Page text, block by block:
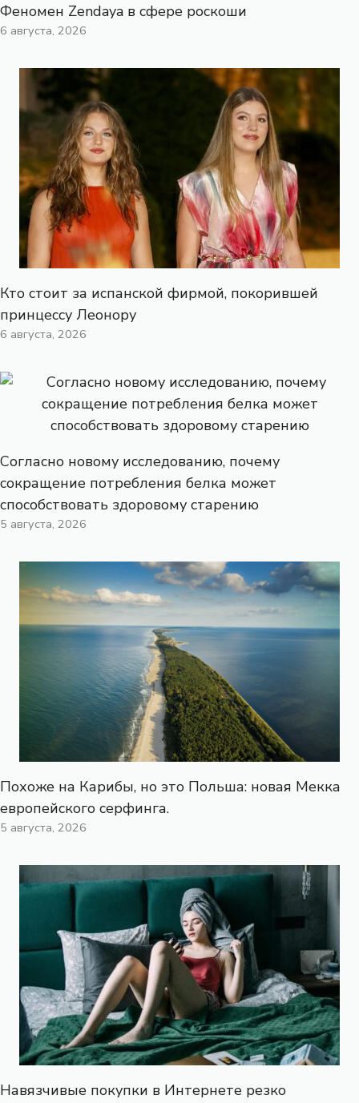
Феномен Zendaya в сфере роскоши
6 августа, 2026
Кто стоит за испанской фирмой, покорившей
принцессу Леонору
6 августа, 2026
Согласно новому исследованию, почему
сокращение потребления белка может
способствовать здоровому старению
5 августа, 2026
Похоже на Карибы, но это Польша: новая Мекка
европейского серфинга.
5 августа, 2026
Навязчивые покупки в Интернете резко